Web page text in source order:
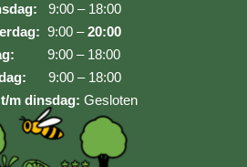
9:00 – 18:00
9:00 –20:00
9:00 – 18:00
9:00 – 18:00
m dinsdag: Gesloten